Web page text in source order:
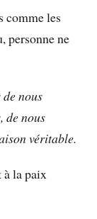
comme les
personne ne
nous
de nous
véritable.
à la paix